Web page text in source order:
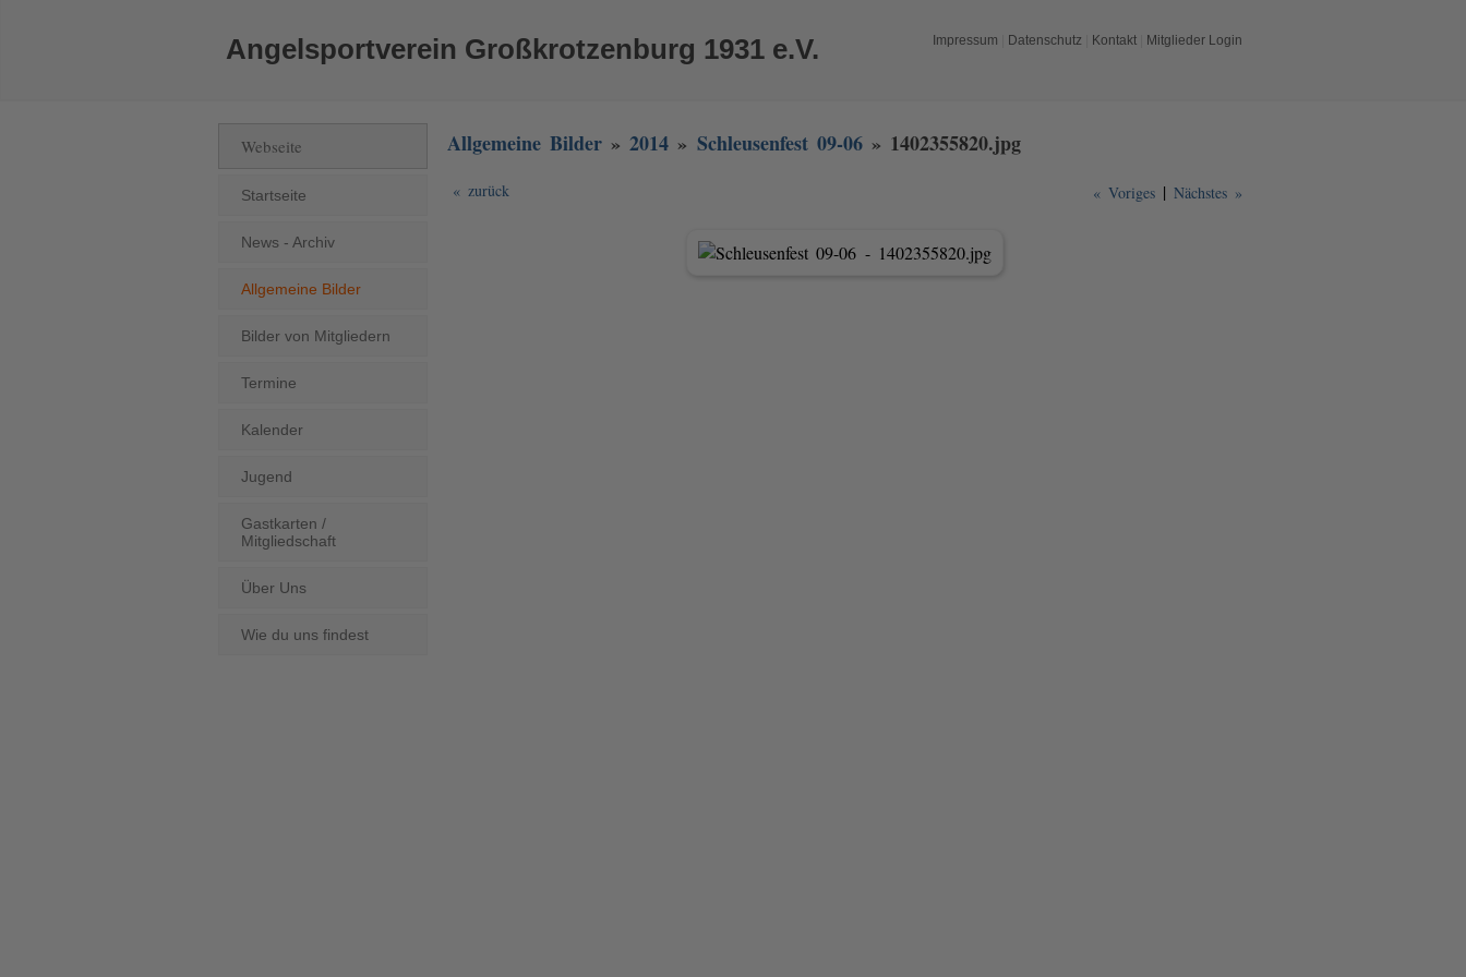
Impressum Datenschutz Kontakt Mitglieder Login
Angelsportverein Großkrotzenburg 1931 e.V.
Webseite
Startseite
News - Archiv
Allgemeine Bilder
Bilder von Mitgliedern
Termine
Kalender
Jugend
Gastkarten /
Mitgliedschaft
Über Uns
Wie du uns findest
Allgemeine Bilder»2014 » Schleusenfest 09-06» 1402355820.jpg
« zurück « Voriges|Nächstes »